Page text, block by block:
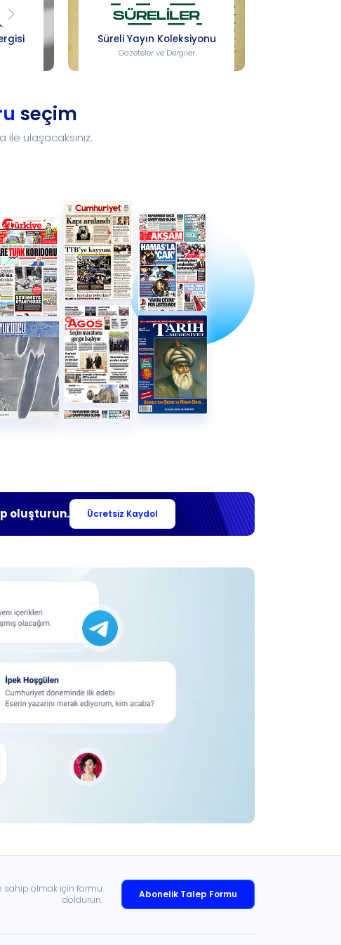
Süreli Yayın Koleksiyonu
Gazeteler ve Dergiler
seçim
ulaşacaksınız.
oluşturun. Ücretsiz Kaydol
sahip olmak için formu
doldurun.
Abonelik Talep Formu